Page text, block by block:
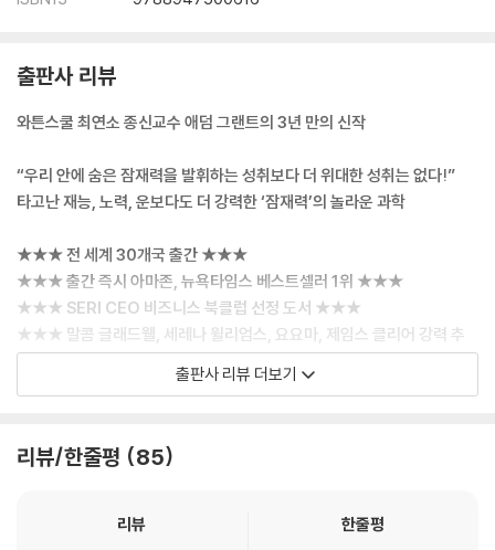
출판사 리뷰
와튼스쿨 최연소 종신교수 애덤 그랜트의 3년 만의 신작
“우리 안에 숨은 잠재력을 발휘하는 성취보다 더 위대한 성취는 없다!”
타고난 재능, 노력, 운보다도 더 강력한 ‘잠재력’의 놀라운 과학
★★★ 전 세계 30개국 출간 ★★★
★★★ 출간 즉시 아마존, 뉴욕타임스 베스트셀러 1위 ★★★
★★★ SERI CEO 비즈니스 북클럽 선정 도서 ★★★
★★★ 말콤 글래드웰, 세레나 윌리엄스, 요요마, 제임스 클리어 강력 추
천 ★★★
부여 전문가이자 사회과학자다. 그는 전작인 『오리지널스』를 통해 대세에
의 인재상을 제시했고, 『싱크 어게인』을 통해 지금까지 가지고 있던 모든
출판사 리뷰 더보기
리뷰/한줄평 85
리뷰 한줄평